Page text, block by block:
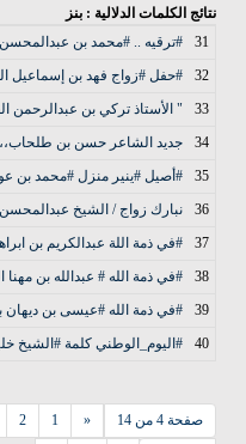
نتائج الكلمات الدلالية : بنز
31
#ترقيه .. #محمد بن
32
#حفل #زواج فهد بن إسماعيل
33
" الأستاذ تركي بن عبدالرحمن
34
جديد الشاعر حسن بن طلحاب،،
35
#أصيل #ينير منزل #محمد بن
36
نبارك زواج / الشيخ
37
#في ذمة اللة عبدالكريم بن
38
#في ذمة الله # عبدالله بن مهنا
39
#في ذمة الله #عيسى بن ديهان
40
#اليوم_الوطني كلمة #الشيخ
صفحة 4 من 14 «
1
2